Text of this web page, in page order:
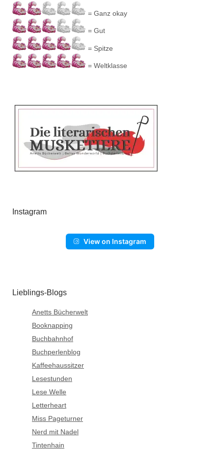
= Ganz okay
= Gut
= Spitze
= Weltklasse
Instagram
View on Instagram
Lieblings-Blogs
Anetts Bücherwelt
Booknapping
Buchbahnhof
Buchperlenblog
Kaffeehaussitzer
Lesestunden
Lese Welle
Letterheart
Miss Pageturner
Nerd mit Nadel
Tintenhain